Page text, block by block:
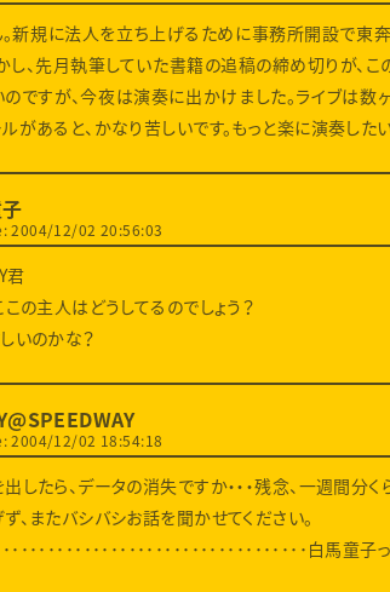
新規に法人を立ち上げるために事務所開設で東
し、先月執筆していた書籍の追稿の締め切りが、
ですが、今夜は演奏に出かけました。ライブは数
があると、かなり苦しいです。もっと楽に演奏したい
2004/12/02 20:56:03
君
この主人はどうしてるのでしょう？
いのかな？
2004/12/02 18:54:18
したら、データの消失ですか・・・残念、一週間分く
、またバシバシお話を聞かせてください。
･････････････････････････････････白馬童子